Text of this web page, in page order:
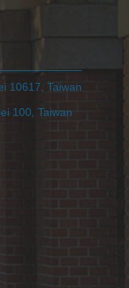
10617, Taiwan
100, Taiwan